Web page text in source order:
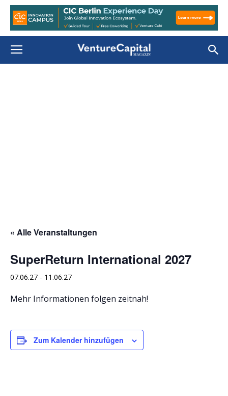
« Alle Veranstaltungen
SuperReturn International 2027
07.06.27 - 11.06.27
Mehr Informationen folgen zeitnah!
Zum Kalender hinzufügen